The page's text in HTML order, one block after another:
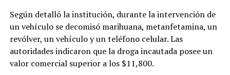
Según detalló la institución, durante la intervención de
un vehículo se decomisó marihuana, metanfetamina, un
revólver, un vehículo y un teléfono celular. Las
autoridades indicaron que la droga incautada posee un
valor comercial superior a los $11,800.